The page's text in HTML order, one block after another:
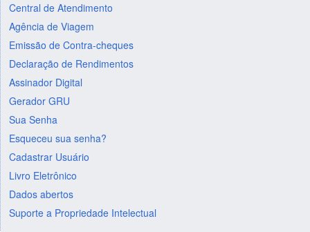
Central de Atendimento
Agência de Viagem
Emissão de Contra-cheques
Declaração de Rendimentos
Assinador Digital
Gerador GRU
Sua Senha
Esqueceu sua senha?
Cadastrar Usuário
Livro Eletrônico
Dados abertos
Suporte a Propriedade Intelectual